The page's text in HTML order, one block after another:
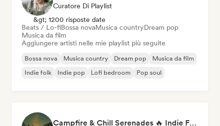
Curatore Di Playlist
&gt; 1200 risposte date
Beats / Lo-fiBossa novaMusica countryDream pop
Musica da film
Aggiungere artisti nelle mie playlist più seguite
Bossa nova Musica country Dream pop
Musica da film
Indie folk
Indie pop Lofi bedroom Pop soul
Campfire & Chill Serenades 🔥 Indie Folk, Acoustic & Singer-Songwriter